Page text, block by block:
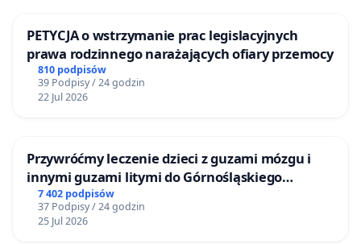
PETYCJA o wstrzymanie prac legislacyjnych
prawa rodzinnego narażających ofiary przemocy
810 podpisów
39 Podpisy / 24 godzin
22 Jul 2026
Przywróćmy leczenie dzieci z guzami mózgu i
innymi guzami litymi do Górnośląskiego
Centrum Zdrowia Dziecka w Katowicach
7 402 podpisów
37 Podpisy / 24 godzin
25 Jul 2026